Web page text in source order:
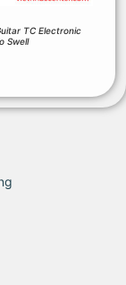
TC Electronic
Swell